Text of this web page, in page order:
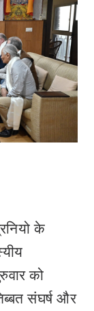
के
को
संघर्ष और